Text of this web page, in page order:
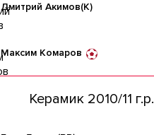
Дмитрий Акимов(К)
Максим Комаров
Керамик 2010/11 г.р.